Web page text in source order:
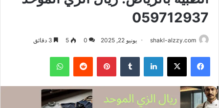
059712937
shakl-alzzy.com يونيو 22, 2025 0
5
فيسبوك X لينكدإن بينتيريست واتساب